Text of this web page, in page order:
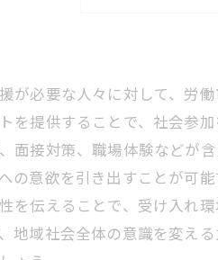
が必要な人々に対して、労
を提供することで、社会参
面接対策、職場体験などが
の意欲を引き出すことが可
を伝えることで、受け入れ
地域社会全体の意識を変え